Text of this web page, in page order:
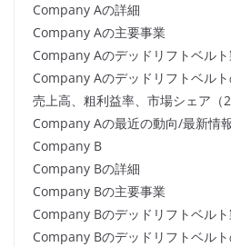
Company Aの詳細
Company Aの主要事業
Company Aのデッドリフトベル
Company Aのデッドリフトベルト
売上高、粗利益率、市場シェア（
Company Aの最近の動向/最新情
Company B
Company Bの詳細
Company Bの主要事業
Company Bのデッドリフトベル
Company Bのデッドリフトベルト